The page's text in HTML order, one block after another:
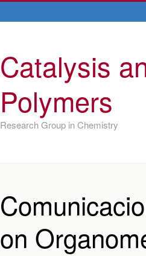
Catalysis
Polymers
Research Group in Chemistry
on